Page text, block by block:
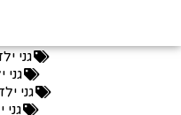
גני
גני
גני
גני